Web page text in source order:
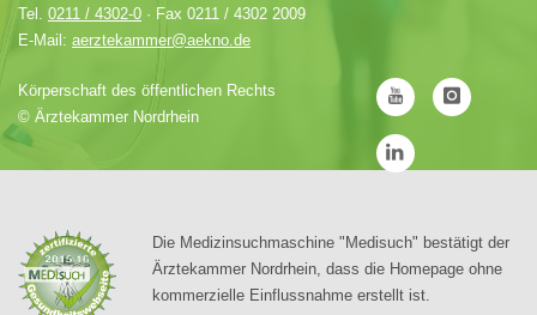
Tel. 0211 / 4302-0 · Fax 0211 / 4302 2009
E-Mail: aerztekammer@aekno.de
Körperschaft des öffentlichen Rechts
© Ärztekammer Nordrhein
Die Medizinsuchmaschine "Medisuch" bestätigt der
Ärztekammer Nordrhein, dass die Homepage ohne
kommerzielle Einflussnahme erstellt ist.